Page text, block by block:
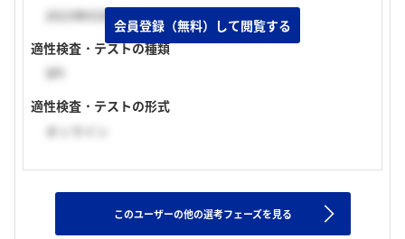
2023年03月上旬
適性検査・テストの種類
SPI
適性検査・テストの形式
オンライン
会員登録（無料）して閲覧する
このユーザーの他の選考フェーズを見る